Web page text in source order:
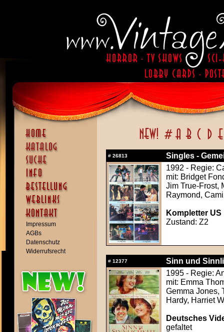
Impressum
AGBs
Datenschutz
Widerrufsrecht
# 26813
Singles -
1992 - Regie:
mit: Bridget
Jim True-Frost,
Raymond,
Kompletter
Zustand: Z2
# 12377
Sinn und
1995 - Regie:
mit: Emma
Gemma Jones,
Hardy, Harriet
Deutsches
gefaltet